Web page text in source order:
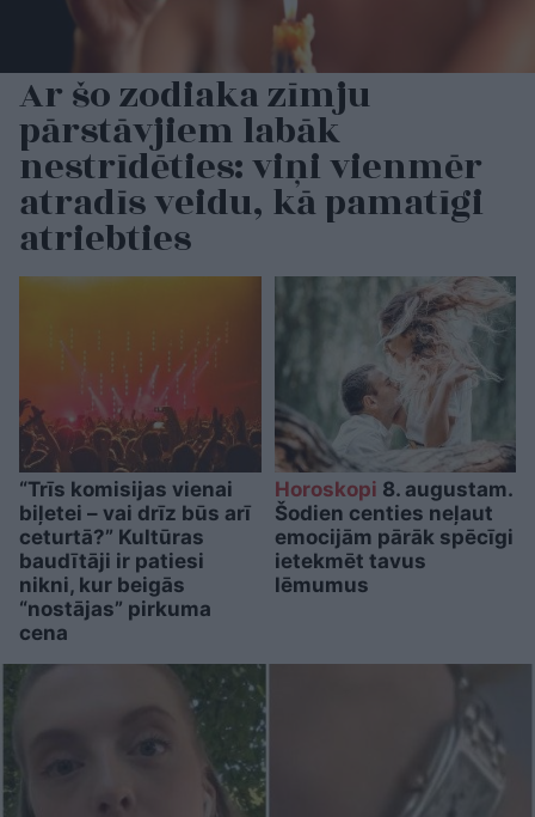
Ar šo zodiaka zīmju
pārstāvjiem labāk
nestrīdēties: viņi vienmēr
atradīs veidu, kā pamatīgi
atriebties
“Trīs komisijas vienai
biļetei – vai drīz būs arī
ceturtā?” Kultūras
baudītāji ir patiesi
nikni, kur beigās
“nostājas” pirkuma
cena
Horoskopi 8. augustam.
Šodien centies neļaut
emocijām pārāk spēcīgi
ietekmēt tavus
lēmumus